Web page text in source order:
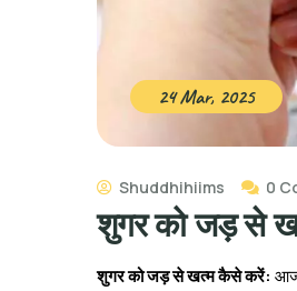
24 Mar, 2025
Shuddhihiims 0
शुगर को जड़ से
शुगर को जड़ से खत्म कैसे करें: